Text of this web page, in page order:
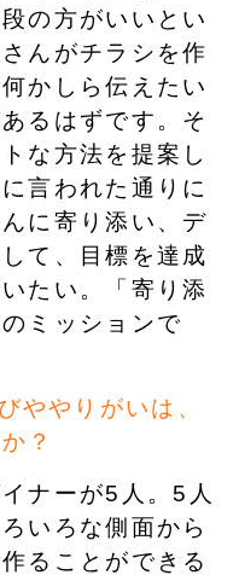
の方がいいとい
んがチラシを作
かしら伝えたい
るはずです。そ
な方法を提案し
言われた通りに
に寄り添い、デ
て、目標を達成
たい。「寄り添
ミッションで
ややりがいは、
？
ナーが5人。5人
いろな側面から
ることができる